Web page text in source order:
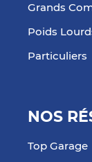
Grands
Poids
Particuliers
NOS
Top Garage